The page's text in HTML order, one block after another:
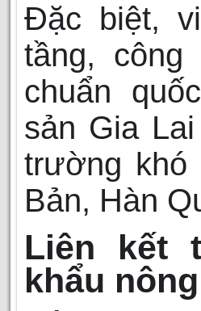
Đặc biệt,
tầng,
chuẩn
sản Gia
trường khó
Bản, Hàn
Liên kết
khẩu